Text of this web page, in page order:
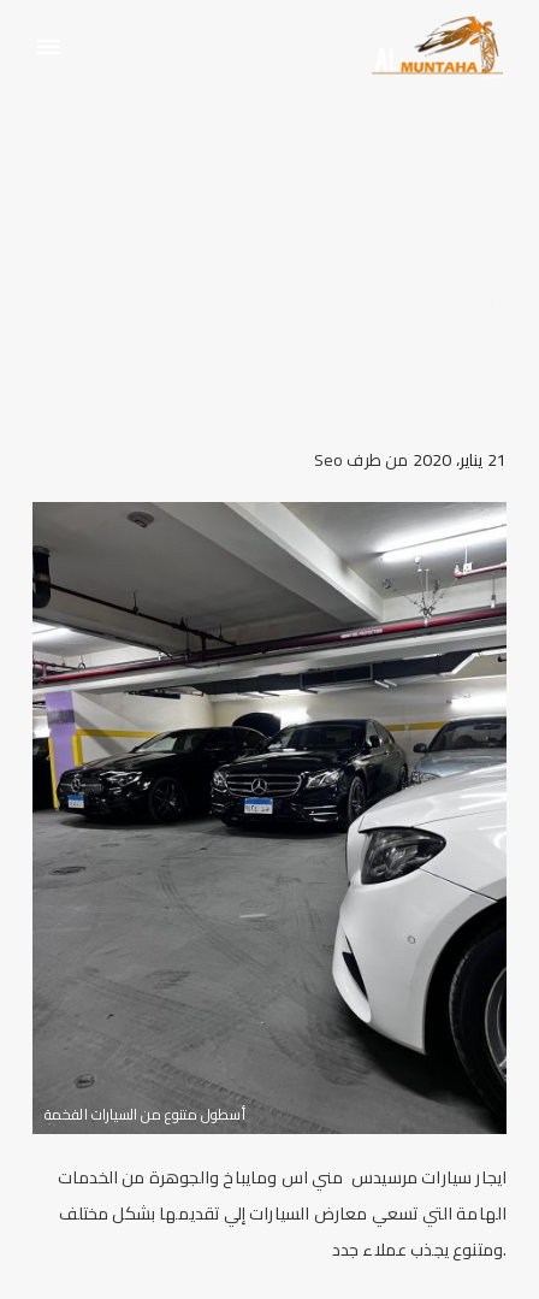
21 يناير، 2020 من طرفSeo
أسطول متنوع من السيارات الفخمة
ايجار سياراتمرسيدس مني اس ومايباخ والجوهرة من الخدمات
الهامة التي تسعي معارض السياراتإلي تقديمها بشكل مختلف
ومتنوع يجذب عملاء جدد.